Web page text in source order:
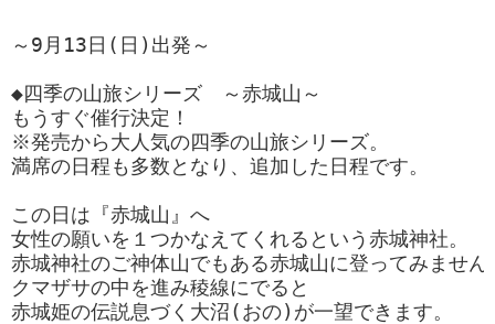
～9月13日(日)出発～
◆四季の山旅シリーズ　～赤城山～
もうすぐ催行決定！
※発売から大人気の四季の山旅シリーズ。
満席の日程も多数となり、追加した日程です。
この日は『赤城山』へ
女性の願いを１つかなえてくれるという赤城神社。
赤城神社のご神体山でもある赤城山に登ってみません
クマザサの中を進み稜線にでると
赤城姫の伝説息づく大沼(おの)が一望できます。